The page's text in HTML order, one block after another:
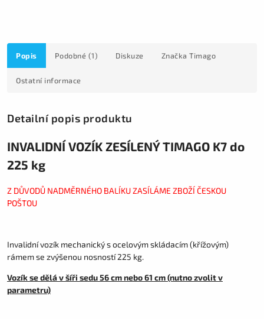
Popis Podobné (1) Diskuze Značka Timago
Ostatní informace
Detailní popis produktu
INVALIDNÍ VOZÍK ZESÍLENÝ TIMAGO K7 do
225 kg
Z DŮVODŮ NADMĚRNÉHO BALÍKU ZASÍLÁME ZBOŽÍ ČESKOU
POŠTOU
Invalidní vozík mechanický s ocelovým skládacím (křížovým)
rámem se zvýšenou nosností 225 kg.
Vozík se dělá v šíři sedu 56 cm nebo 61 cm (nutno zvolit v
parametru)